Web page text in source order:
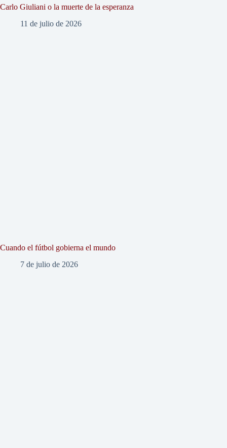
Carlo Giuliani o la muerte de la esperanza
11 de julio de 2026
Cuando el fútbol gobierna el mundo
7 de julio de 2026